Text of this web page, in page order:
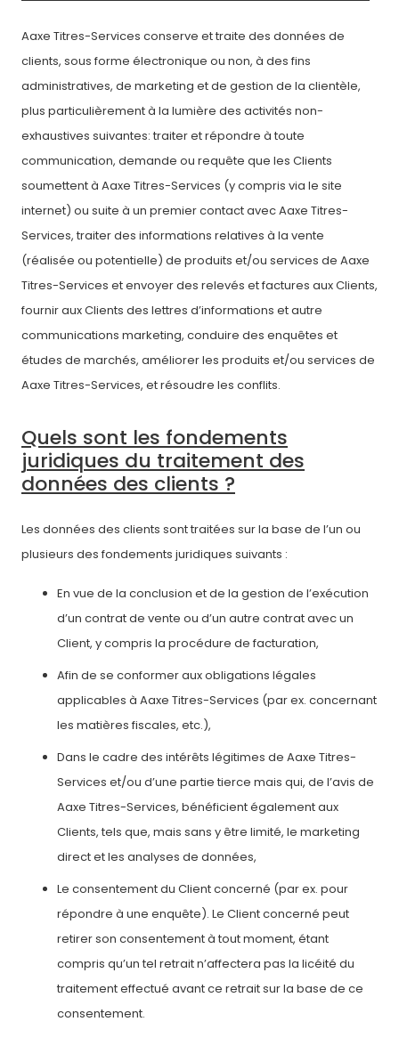
Aaxe Titres-Services conserve et traite des données de
clients, sous forme électronique ou non, à des fins
administratives, de marketing et de gestion de la clientèle,
plus particulièrement à la lumière des activités non-
exhaustives suivantes: traiter et répondre à toute
communication, demande ou requête que les Clients
soumettent à Aaxe Titres-Services (y compris via le site
internet) ou suite à un premier contact avec Aaxe Titres-
Services, traiter des informations relatives à la vente
(réalisée ou potentielle) de produits et/ou services de Aaxe
Titres-Services et envoyer des relevés et factures aux Clients,
fournir aux Clients des lettres d’informations et autre
communications marketing, conduire des enquêtes et
études de marchés, améliorer les produits et/ou services de
Aaxe Titres-Services, et résoudre les conflits.
Quels sont les fondements
juridiques du traitement des
données des clients ?
Les données des clients sont traitées sur la base de l’un ou
plusieurs des fondements juridiques suivants :
En vue de la conclusion et de la gestion de l’exécution
d’un contrat de vente ou d’un autre contrat avec un
Client, y compris la procédure de facturation,
Afin de se conformer aux obligations légales
applicables à Aaxe Titres-Services (par ex. concernant
les matières fiscales, etc.),
Dans le cadre des intérêts légitimes de Aaxe Titres-
Services et/ou d’une partie tierce mais qui, de l’avis de
Aaxe Titres-Services, bénéficient également aux
Clients, tels que, mais sans y être limité, le marketing
direct et les analyses de données,
Le consentement du Client concerné (par ex. pour
répondre à une enquête). Le Client concerné peut
retirer son consentement à tout moment, étant
compris qu’un tel retrait n’affectera pas la licéité du
traitement effectué avant ce retrait sur la base de ce
consentement.